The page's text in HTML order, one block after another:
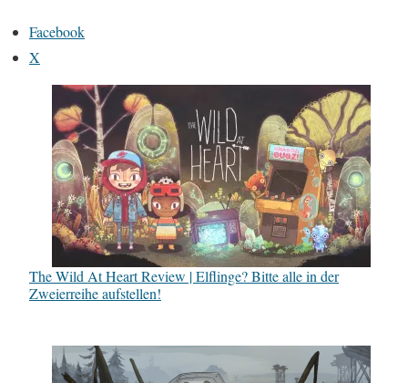
Facebook
X
The Wild At Heart Review | Elflinge? Bitte alle in der
Zweierreihe aufstellen!